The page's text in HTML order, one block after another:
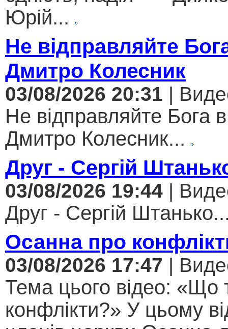
Юрій...
Не відправляйте
Дмитро Колесник
03/08/2026 20:31 |
Не відправляйте Бога
Дмитро Колесник...
Друг - Сергій
03/08/2026 19:44 |
Друг - Сергій
Осанна про
03/08/2026 17:47 |
Тема цього відео: «Що
конфлікти?» У цьому